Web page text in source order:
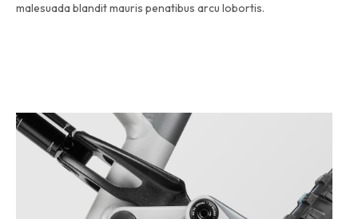
malesuada blandit mauris penatibus arcu lobortis.